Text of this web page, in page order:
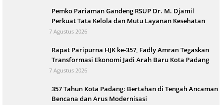
Pemko Pariaman Gandeng RSUP Dr. M. Djamil
Perkuat Tata Kelola dan Mutu Layanan Kesehatan
7 Agustus 2026
Rapat Paripurna HJK ke-357, Fadly Amran Tegaskan
Transformasi Ekonomi Jadi Arah Baru Kota Padang
7 Agustus 2026
357 Tahun Kota Padang: Bertahan di Tengah Ancaman
Bencana dan Arus Modernisasi